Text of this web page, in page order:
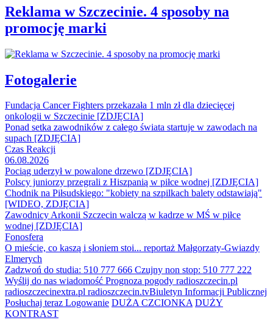
Reklama w Szczecinie. 4 sposoby na
promocję marki
Fotogalerie
Fundacja Cancer Fighters przekazała 1 mln zł dla dziecięcej
onkologii w Szczecinie [ZDJĘCIA]
Ponad setka zawodników z całego świata startuje w zawodach na
supach [ZDJĘCIA]
Czas Reakcji
06.08.2026
Pociąg uderzył w powalone drzewo [ZDJĘCIA]
Polscy juniorzy przegrali z Hiszpanią w piłce wodnej [ZDJĘCIA]
Chodnik na Piłsudskiego: "kobiety na szpilkach balety odstawiają"
[WIDEO, ZDJĘCIA]
Zawodnicy Arkonii Szczecin walczą w kadrze w MŚ w piłce
wodnej [ZDJĘCIA]
Fonosfera
O mieście, co kaszą i słoniem stoi... reportaż Małgorzaty-Gwiazdy
Elmerych
Zadzwoń do studia: 510 777 666 Czujny non stop: 510 777 222
Wyślij do nas wiadomość Prognoza pogody radioszczecin.pl
radioszczecinextra.pl radioszczecin.tvBiuletyn Informacji Publicznej
Posłuchaj teraz Logowanie DUŻA CZCIONKA DUŻY
KONTRAST